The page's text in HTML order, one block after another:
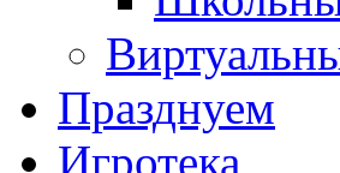
Празднуем
Игротека